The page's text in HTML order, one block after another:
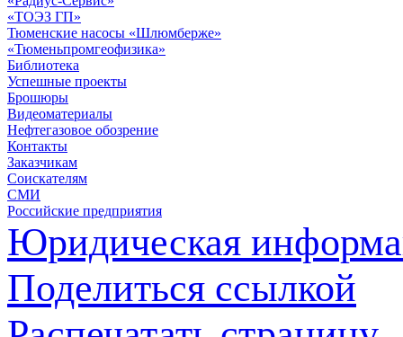
«ТОЭЗ ГП»
Тюменские насосы «Шлюмберже»
«Тюменьпромгеофизика»
Библиотека
Успешные проекты
Брошюры
Видеоматериалы
Нефтегазовое обозрение
Контакты
Заказчикам
Соискателям
СМИ
Российские предприятия
Юридическая
Поделиться ссылкой